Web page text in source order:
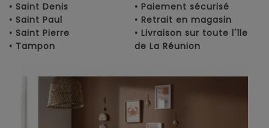
• Saint Denis
• Saint Paul
• Saint Pierre
• Tampon
• Paiement sécurisé
• Retrait en magasin
• Livraison sur toute l'île
de La Réunion